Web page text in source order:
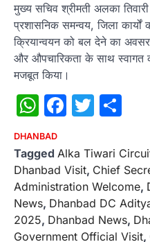
मुख्य सचिव श्रीमती अलका
प्रशासनिक समन्वय, जिला कार्यों
क्रियान्वयन को बल देने का
और औपचारिकता के साथ स्वागत
मजबूत किया।
WhatsApp
DHANBAD
Tagged Alka Tiwari
Dhanbad Visit, Chief
Administration Welcome,
News, Dhanbad DC
2025, Dhanbad News,
Government Official Visit,